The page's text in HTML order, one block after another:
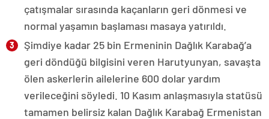
çatışmalar sırasında kaçanların geri dönmesi ve
normal yaşamın başlaması masaya yatırıldı.
Şimdiye kadar 25 bin Ermeninin Dağlık Karabağ’a
geri döndüğü bilgisini veren Harutyunyan, savaşta
ölen askerlerin ailelerine 600 dolar yardım
verileceğini söyledi. 10 Kasım anlaşmasıyla statüsü
tamamen belirsiz kalan Dağlık Karabağ Ermenistan